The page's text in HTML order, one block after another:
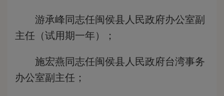
游承峰同志任闽侯县人民政府办公室副
主任（试用期一年）；
施宏燕同志任闽侯县人民政府台湾事务
办公室副主任；